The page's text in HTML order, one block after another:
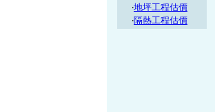
‧地坪工程估價
‧隔熱工程估價